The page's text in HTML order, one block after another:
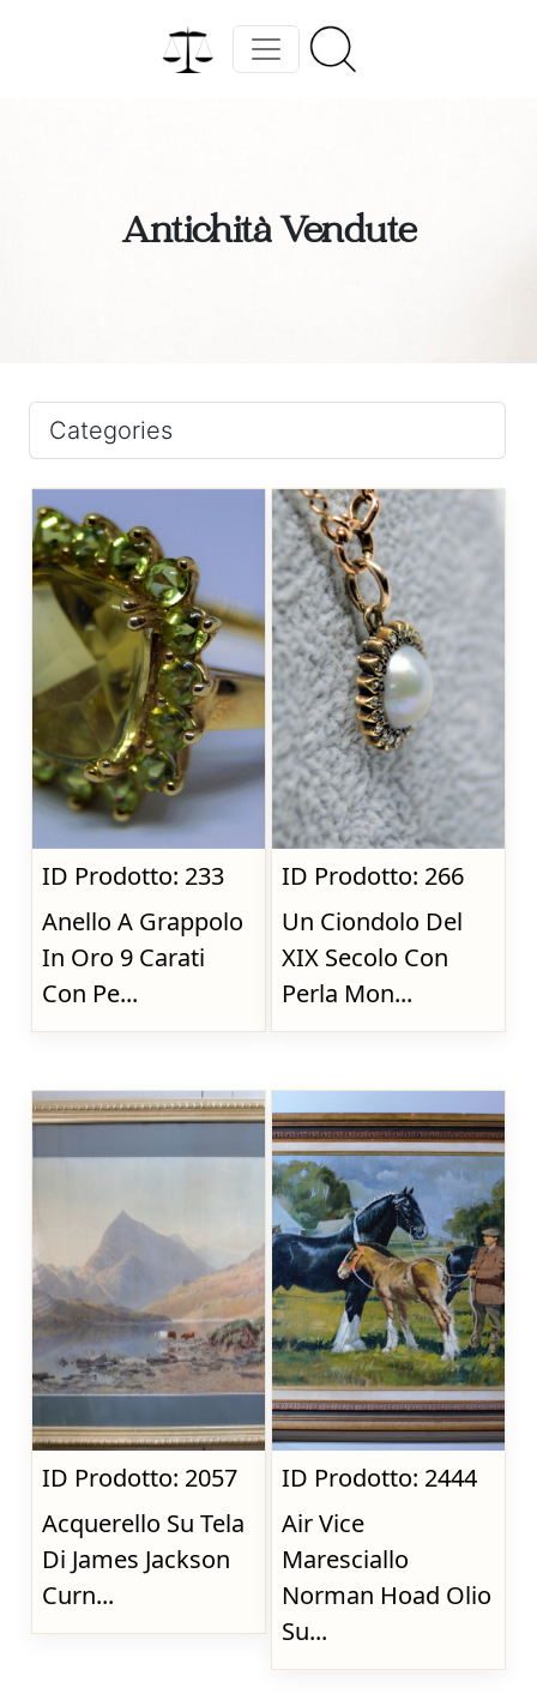
Antichità Vendute
Categories
ID Prodotto: 233
Anello A Grappolo
In Oro 9 Carati
Con Pe...
ID Prodotto: 266
Un Ciondolo Del
XIX Secolo Con
Perla Mon...
ID Prodotto: 2057
Acquerello Su Tela
Di James Jackson
Curn...
ID Prodotto: 2444
Air Vice
Maresciallo
Norman Hoad Olio
Su...